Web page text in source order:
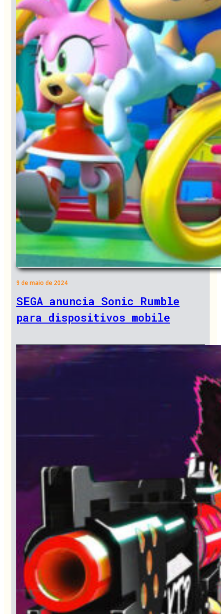
9 de maio de 2024
SEGA anuncia Sonic Rumble
para dispositivos mobile